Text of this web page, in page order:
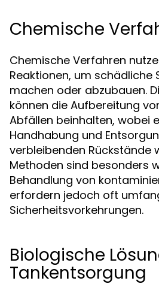
Chemische
Chemische Verfahren
Reaktionen, um schädliche
machen oder abzubauen.
können die Aufbereitung
Abfällen beinhalten, wobei
Handhabung und
verbleibenden Rückstände
Methoden sind besonders
Behandlung von
erfordern jedoch oft
Sicherheitsvorkehrungen.
Biologische
Tankentsorgung